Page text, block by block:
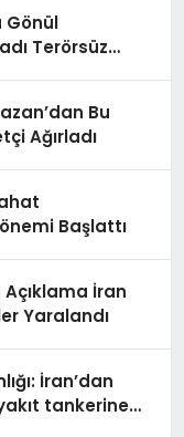
Gönül
Terörsüz
Bu
Ağırladı
Başlattı
İran
Yaralandı
İran’dan
tankerine